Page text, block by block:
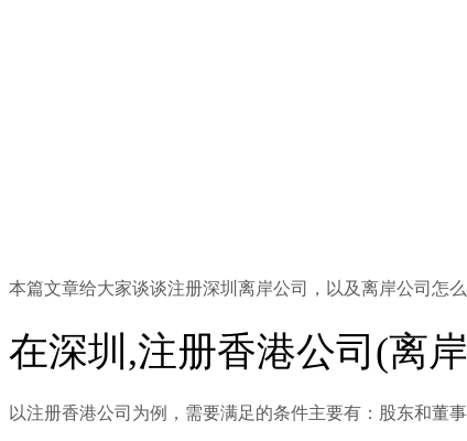
本篇文章给大家谈谈注册深圳离岸公司，以及离岸公司怎
在深圳,注册香港公司(离
以注册香港公司为例，需要满足的条件主要有：股东和董